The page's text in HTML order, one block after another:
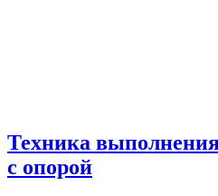
Техника
с опорой